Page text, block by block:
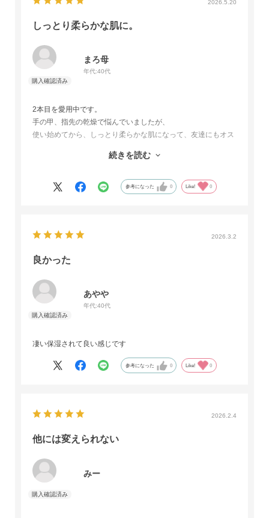
2026.5.20
しっとり柔らかな肌に。
まろ母
年代:40代
2本目を愛用中です。
手の甲、指先の乾燥で悩んでいましたが、
使い始めてから、しっとり柔らかな肌になって、友達にもオス
この価格でこの品質は、他にはないと思います。
これからも使い続けます！
続きを読む
参考になった 0 Like! 0
2026.3.2
良かった
あやや
年代:40代
凄い保湿されて良い感じです
参考になった 0 Like! 0
2026.2.4
他には変えられない
みー